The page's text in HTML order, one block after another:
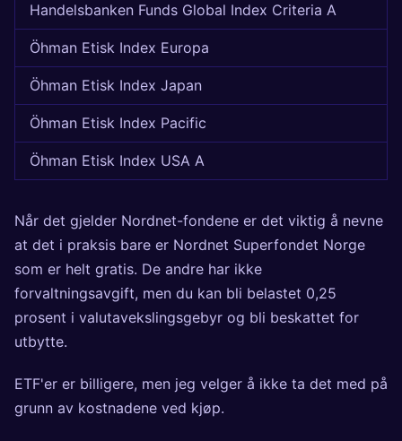
Handelsbanken Funds Global Index Criteria A
Öhman Etisk Index Europa
Öhman Etisk Index Japan
Öhman Etisk Index Pacific
Öhman Etisk Index USA A
Når det gjelder Nordnet-fondene er det viktig å nevne
at det i praksis bare er Nordnet Superfondet Norge
som er helt gratis. De andre har ikke
forvaltningsavgift, men du kan bli belastet 0,25
prosent i valutavekslingsgebyr og bli beskattet for
utbytte.
ETF'er er billigere, men jeg velger å ikke ta det med på
grunn av kostnadene ved kjøp.